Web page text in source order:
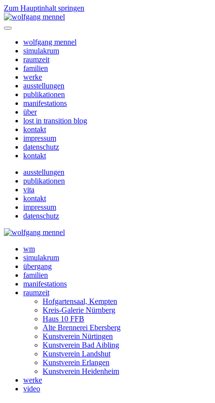
Zum Hauptinhalt springen
wolfgang mennel
simulakrum
raumzeit
familien
werke
ausstellungen
publikationen
manifestations
über
lost in transition blog
kontakt
impressum
datenschutz
kontakt
ausstellungen
publikationen
vita
kontakt
impressum
datenschutz
wm
simulakrum
übergang
familien
manifestations
raumzeit
Hofgartensaal, Kempten
Kreis-Galerie Nürnberg
Haus 10 FFB
Alte Brennerei Ebersberg
Kunstverein Nürtingen
Kunstverein Bad Aibling
Kunstverein Landshut
Kunstverein Erlangen
Kunstverein Heidenheim
werke
video